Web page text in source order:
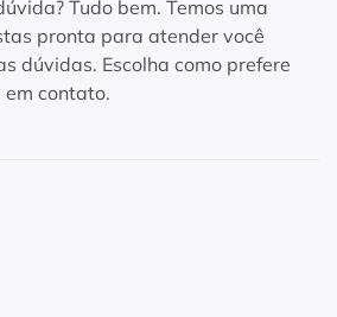
Tudo bem. Temos uma
pronta para atender você
dúvidas. Escolha como prefere
contato.